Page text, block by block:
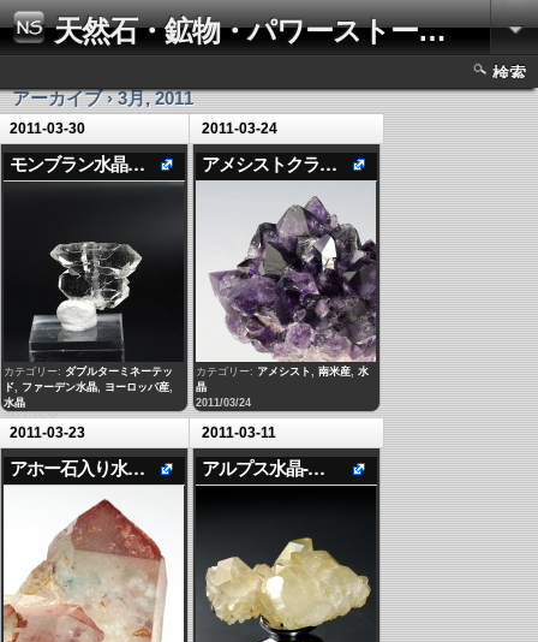
天然石・鉱物・パワーストーンの写真集
検索
アーカイブ › 3月, 2011
2011-03-30
モンブラン水晶（ファーデン水晶）2
カテゴリー: ダブルターミネーテッ
ド, ファーデン水晶, ヨーロッパ産,
水晶
2011/03/30
2011-03-24
アメシストクラスター（ウルグアイ）2
カテゴリー: アメシスト , 南米産, 水
晶
2011/03/24
2011-03-23
アホー石入り水晶2
2011-03-11
アルプス水晶-レモン色